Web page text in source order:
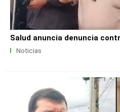
Salud anuncia denuncia
Noticias